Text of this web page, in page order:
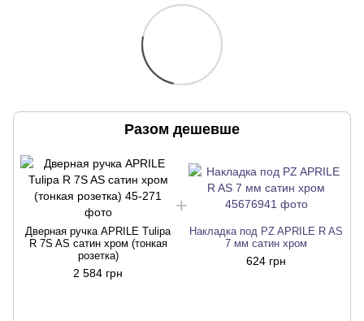
Разом дешевше
Дверная ручка APRILE Tulipa
R 7S AS сатин хром (тонкая
розетка)
2 584 грн
Накладка под PZ APRILE R AS
7 мм сатин хром
624 грн